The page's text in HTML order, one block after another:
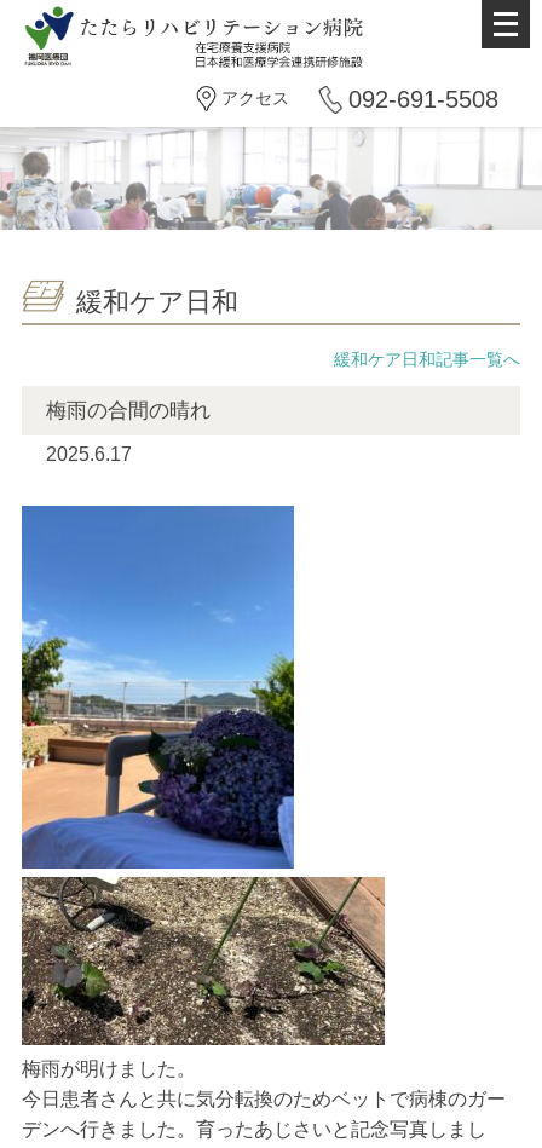
メ
ニ
ー
開
092-691-5508
アクセス
緩和ケア日和
緩和ケア日和記事一覧へ
梅雨の合間の晴れ
2025.6.17
梅雨が明けました。
今日患者さんと共に気分転換のためベットで病棟のガー
デンへ行きました。育ったあじさいと記念写真しまし